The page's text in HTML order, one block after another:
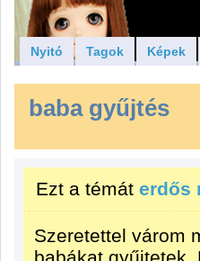
Nyitó Tagok Képek
baba gyűjtés
Ezt a témát erdős
Szeretettel várom